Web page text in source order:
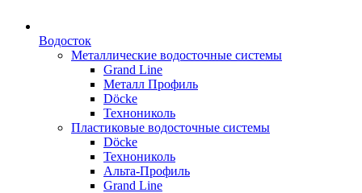
Водосток
Металлические водосточные системы
Grand Line
Металл Профиль
Döсkе
Технониколь
Пластиковые водосточные системы
Döcke
Технониколь
Альта-Профиль
Grand Line